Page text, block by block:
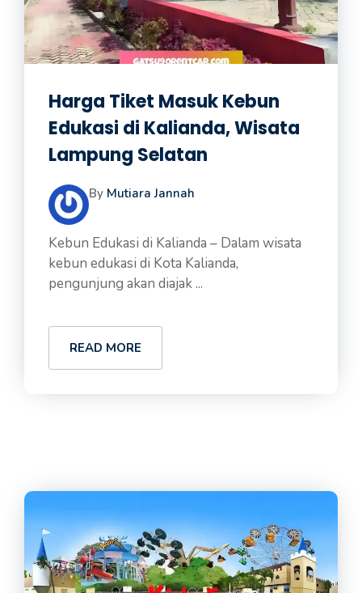
Harga Tiket Masuk Kebun
Edukasi di Kalianda, Wisata
Lampung Selatan
By Mutiara Jannah
Kebun Edukasi di Kalianda – Dalam wisata
kebun edukasi di Kota Kalianda,
pengunjung akan diajak ...
READ MORE